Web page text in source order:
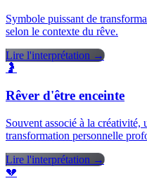
Symbole puissant de
selon le contexte du rêve.
Lire l'interprétation →
🤰
Rêver d'être enceinte
Souvent associé à la créativité,
transformation personnelle
Lire l'interprétation →
💔